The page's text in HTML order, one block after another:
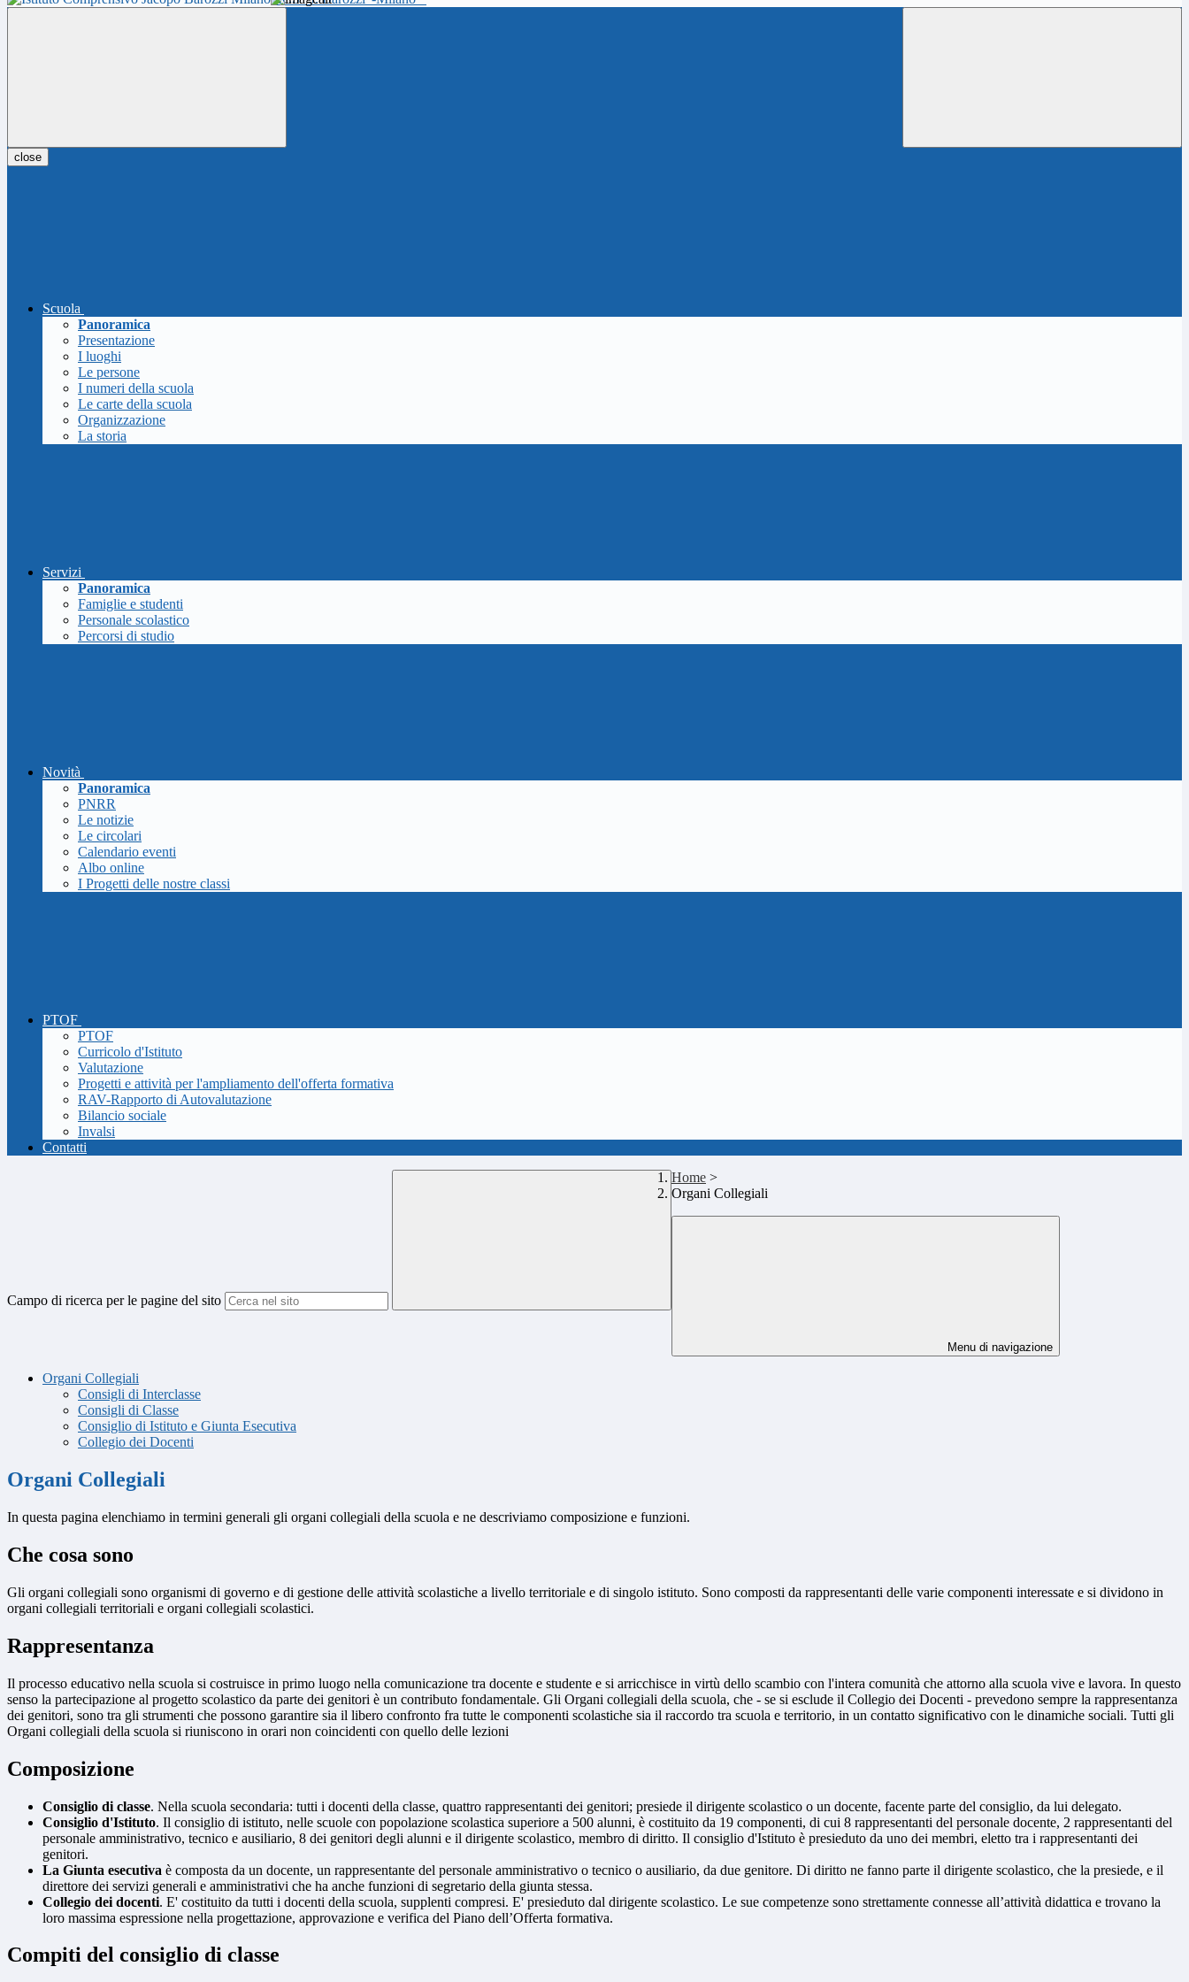
close
Scuola
Panoramica
Presentazione
I luoghi
Le persone
I numeri della scuola
Le carte della scuola
Organizzazione
La storia
Servizi
Panoramica
Famiglie e studenti
Personale scolastico
Percorsi di studio
Novità
Panoramica
PNRR
Le notizie
Le circolari
Calendario eventi
Albo online
I Progetti delle nostre classi
PTOF
PTOF
Curricolo d'Istituto
Valutazione
Progetti e attività per l'ampliamento dell'offerta formativa
RAV-Rapporto di Autovalutazione
Bilancio sociale
Invalsi
Contatti
Campo di ricerca per le pagine del sito
Home >
Organi Collegiali
Menu di navigazione
Organi Collegiali
Consigli di Interclasse
Consigli di Classe
Consiglio di Istituto e Giunta Esecutiva
Collegio dei Docenti
Organi Collegiali
In questa pagina elenchiamo in termini generali gli organi collegiali della scuola e ne descriviamo composizione e funzioni.
Che cosa sono
Gli organi collegiali sono organismi di governo e di gestione delle attività scolastiche a livello territoriale e di singolo istituto. Sono composti da rappresentanti delle varie componenti interessate e si dividono in
organi collegiali territoriali e organi collegiali scolastici.
Rappresentanza
Il processo educativo nella scuola si costruisce in primo luogo nella comunicazione tra docente e studente e si arricchisce in virtù dello scambio con l'intera comunità che attorno alla scuola vive e lavora. In questo
senso la partecipazione al progetto scolastico da parte dei genitori è un contributo fondamentale. Gli Organi collegiali della scuola, che - se si esclude il Collegio dei Docenti - prevedono sempre la rappresentanza
dei genitori, sono tra gli strumenti che possono garantire sia il libero confronto fra tutte le componenti scolastiche sia il raccordo tra scuola e territorio, in un contatto significativo con le dinamiche sociali. Tutti gli
Organi collegiali della scuola si riuniscono in orari non coincidenti con quello delle lezioni
Composizione
Consiglio di classe. Nella scuola secondaria: tutti i docenti della classe, quattro rappresentanti dei genitori; presiede il dirigente scolastico o un docente, facente parte del consiglio, da lui delegato.
Consiglio d'Istituto. Il consiglio di istituto, nelle scuole con popolazione scolastica superiore a 500 alunni, è costituito da 19 componenti, di cui 8 rappresentanti del personale docente, 2 rappresentanti del
personale amministrativo, tecnico e ausiliario, 8 dei genitori degli alunni e il dirigente scolastico, membro di diritto. Il consiglio d'Istituto è presieduto da uno dei membri, eletto tra i rappresentanti dei
genitori.
La Giunta esecutiva è composta da un docente, un rappresentante del personale amministrativo o tecnico o ausiliario, da due genitore. Di diritto ne fanno parte il dirigente scolastico, che la presiede, e il
direttore dei servizi generali e amministrativi che ha anche funzioni di segretario della giunta stessa.
Collegio dei docenti. E' costituito da tutti i docenti della scuola, supplenti compresi. E' presieduto dal dirigente scolastico. Le sue competenze sono strettamente connesse all’attività didattica e trovano la
loro massima espressione nella progettazione, approvazione e verifica del Piano dell’Offerta formativa.
Compiti del consiglio di classe